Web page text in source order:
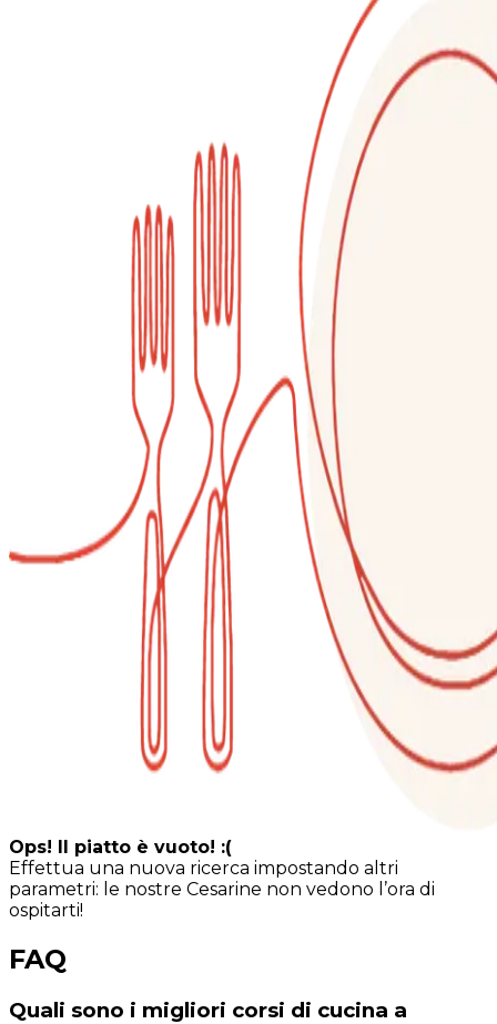
Ops! Il piatto è vuoto! :(
Effettua una nuova ricerca impostando altri
parametri: le nostre Cesarine non vedono l’ora di
ospitarti!
FAQ
Quali sono i migliori corsi di cucina a